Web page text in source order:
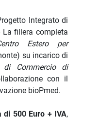
Integrato di
La filiera completa
Estero per
su incarico di
di Commercio di
con il
bioPmed.
di 500 Euro + IVA,